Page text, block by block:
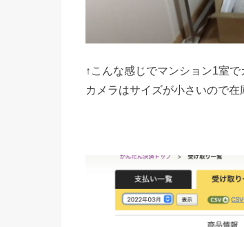
↑こんな感じでマンション1室で
カメラはサイズが小さいので在